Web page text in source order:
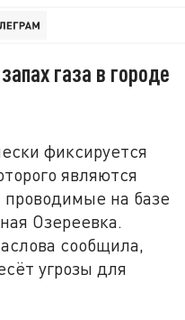
газа в городе
фиксируется
являются
проводимые на базе
Озереевка.
сообщила,
угрозы для